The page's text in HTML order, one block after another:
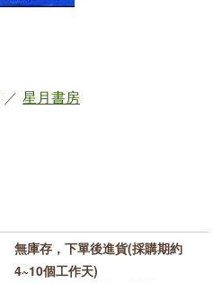
／ 星月書房
無庫存，下單後進貨(採購期約
4~10個工作天)